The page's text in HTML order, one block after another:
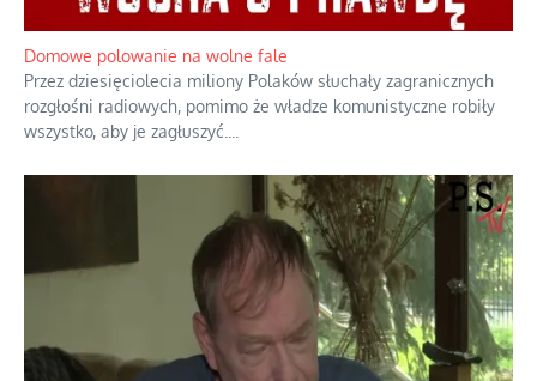
Fascynowało go, że w różnych miejscach te same wydarzenia
pamiętano zupełnie inaczej i budowano wokół nich odmienne
opowieści....